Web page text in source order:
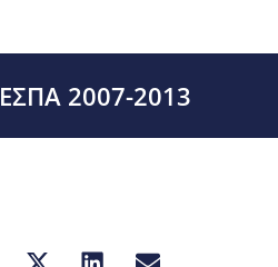
ΕΣΠΑ 2007-2013